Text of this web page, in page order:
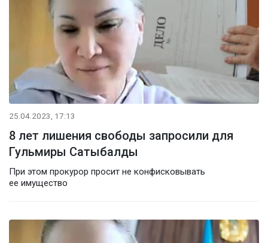
25.04.2023, 17:13
8 лет лишения свободы запросили для
Гульмиры Сатыбалды
При этом прокурор просит не конфисковывать
ее имущество